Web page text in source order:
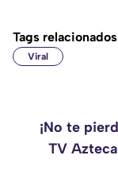
Tags relacionados
Viral
¡No te
TV